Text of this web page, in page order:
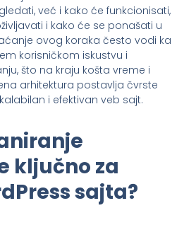
već i kako će funkcionisati,
i kako će se ponašati u
ovog koraka često vodi ka
korisničkom iskustvu i
što na kraju košta vreme i
arhitektura postavlja čvrste
i efektivan veb sajt.
ključno za
sajta?